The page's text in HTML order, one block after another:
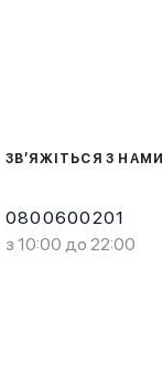
ЗВ’ЯЖІТЬСЯ З НАМИ
0800600201
з 10:00 до 22:00